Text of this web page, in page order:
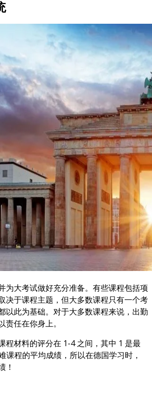
为大考试做好充分准备。有些课程包括项
决于课程主题，但大多数课程只有一个考
以此为基础。对于大多数课程来说，出勤
任在你身上。
程材料的评分在 1-4 之间，其中 1 是最
课程的平均成绩，所以在德国学习时，
！